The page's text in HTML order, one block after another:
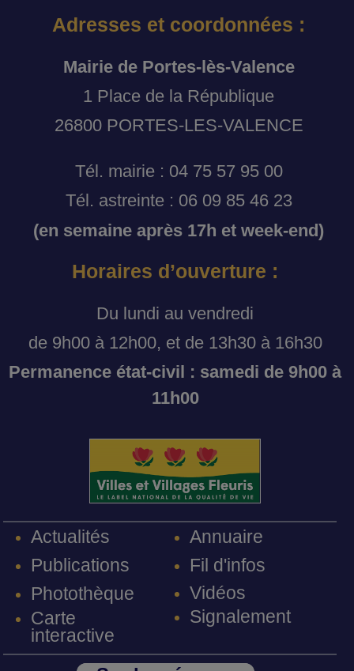
Adresses et coordonnées :
Mairie de Portes-lès-Valence
1 Place de la République
26800 PORTES-LES-VALENCE
Tél. mairie : 04 75 57 95 00
Tél. astreinte : 06 09 85 46 23
(en semaine après 17h et week-end)
Horaires d’ouverture :
Du lundi au vendredi
de 9h00 à 12h00, et de 13h30 à 16h30
Permanence état-civil : samedi de 9h00 à
11h00
Actualités
Publications
Photothèque
Carte
interactive
Annuaire
Fil d'infos
Vidéos
Signalement